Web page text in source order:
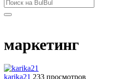
маркетинг
karika21 233 просмотров